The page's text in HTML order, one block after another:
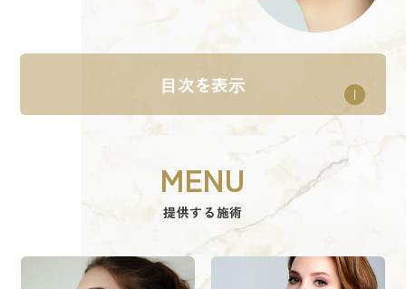
⽬次を表⽰
MENU
提供する施術